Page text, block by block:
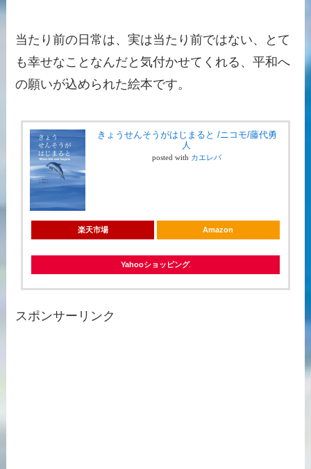
当たり前の日常は、実は当たり前ではない、とて
も幸せなことなんだと気付かせてくれる、平和へ
の願いが込められた絵本です。
きょうせんそうがはじまると /ニコモ/藤代勇
人
posted with カエレバ
楽天市場 Amazon
Yahooショッピング
スポンサーリンク